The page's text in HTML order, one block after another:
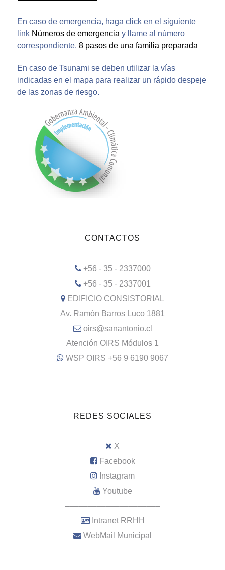
En caso de emergencia, haga click en el siguiente
link Números de emergencia y llame al número
correspondiente. 8 pasos de una familia preparada
En caso de Tsunami se deben utilizar la vías
indicadas en el mapa para realizar un rápido despeje
de las zonas de riesgo.
CONTACTOS
+56 - 35 - 2337000
+56 - 35 - 2337001
EDIFICIO CONSISTORIAL
Av. Ramón Barros Luco 1881
oirs@sanantonio.cl
Atención OIRS Módulos 1
WSP OIRS +56 9 6190 9067
REDES SOCIALES
X
Facebook
Instagram
Youtube
–––––––––––––––––––––
Intranet RRHH
WebMail Municipal